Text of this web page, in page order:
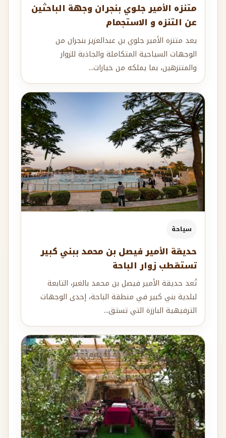
متنزه الأمير جلوي بنجران وجهة الباحثين
عن التنزه و الاستجمام
يعد متنزه الأمير جلوي بن عبدالعزيز بنجران من
الوجهات السياحية المتكاملة والجاذبة للزوار
والمتنزهين، بما يملكه من خيارات...
سياحة
حديقة الأمير فيصل بن محمد ببني كبير
تستقطب زوار الباحة
تُعد حديقة الأمير فيصل بن محمد بالغبر، التابعة
لبلدية بني كبير في منطقة الباحة، إحدى الوجهات
الترفيهية البارزة التي تستق...